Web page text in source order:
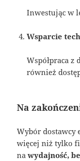
Inwestując w
Wsparcie
Współpraca z
również
Na
Wybór dostawcy
więcej niż tylko
nawydajność,